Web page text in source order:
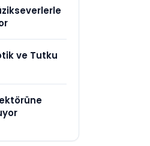
ve Tutku